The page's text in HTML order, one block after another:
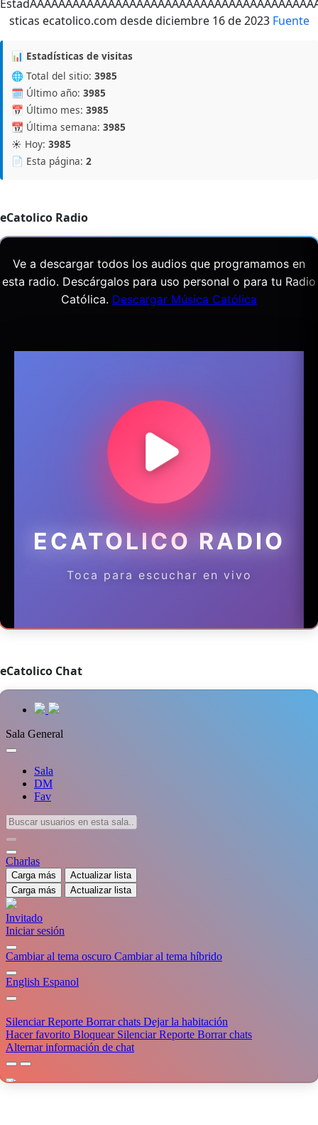
Fuente
📊 Estadísticas de visitas
🌐 Total del sitio: 3985
🗓️ Último año: 3985
📅 Último mes: 3985
📆 Última semana: 3985
☀️ Hoy: 3985
📄 Esta página: 2
eCatolico Radio
eCatolico Chat